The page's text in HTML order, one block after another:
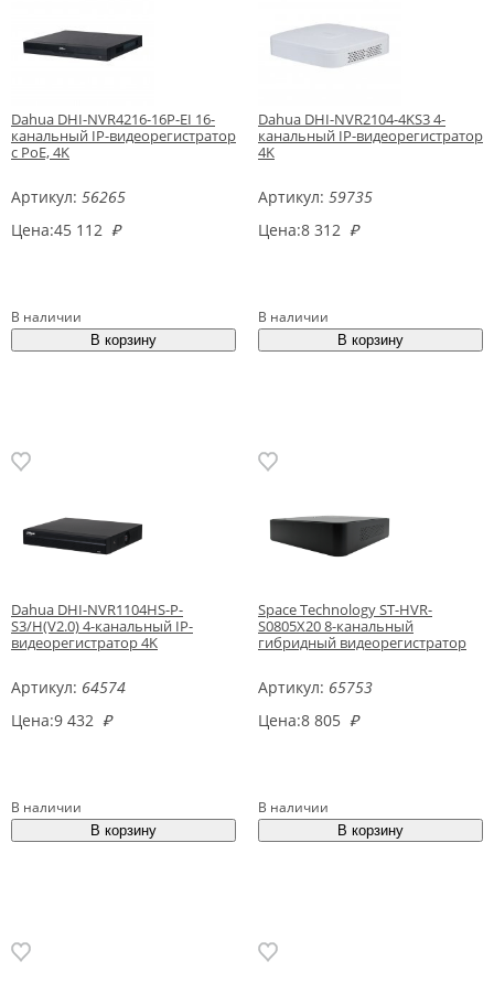
Dahua DHI-NVR4216-16P-EI 16-
канальный IP-видеорегистратор
c PoE, 4K
Артикул: 56265
Цена:45 112 ₽
В наличии
Dahua DHI-NVR2104-4KS3 4-
канальный IP-видеорегистратор
4K
Артикул: 59735
Цена:8 312 ₽
В наличии
Dahua DHI-NVR1104HS-P-
S3/H(V2.0) 4-канальный IP-
видеорегистратор 4K
Артикул: 64574
Цена:9 432 ₽
В наличии
Space Technology ST-HVR-
S0805X20 8-канальный
гибридный видеорегистратор
Артикул: 65753
Цена:8 805 ₽
В наличии